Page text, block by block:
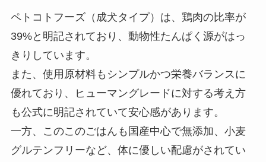
ペトコトフーズ（成犬タイプ）は、鶏肉の比率が
39%と明記されており、動物性たんぱく源がはっ
きりしています。
また、使用原材料もシンプルかつ栄養バランスに
優れており、ヒューマングレードに対する考え方
も公式に明記されていて安心感があります。
一方、このこのごはんも国産中心で無添加、小麦
グルテンフリーなど、体に優しい配慮がされてい